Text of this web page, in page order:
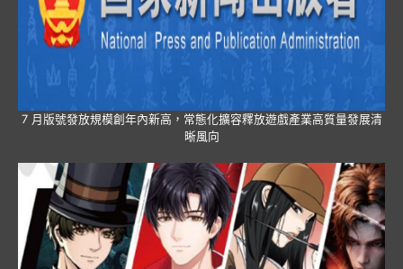
7 月版號發放規模創年內新高，常態化擴容釋放遊戲產業高質量發展清
晰風向